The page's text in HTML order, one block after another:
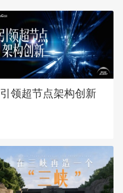
引领超节点架构创新